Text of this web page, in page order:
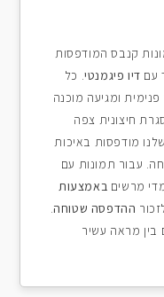
קנבס המודפסות
עם דיו פיגמנטי. כל
ומגיעה מוכנה
חיצונית צפה
מודפסות באיכות
עבור תמונות עם
מרשים באמצעות
ההדפסה שטוחה.
מראה עשיר